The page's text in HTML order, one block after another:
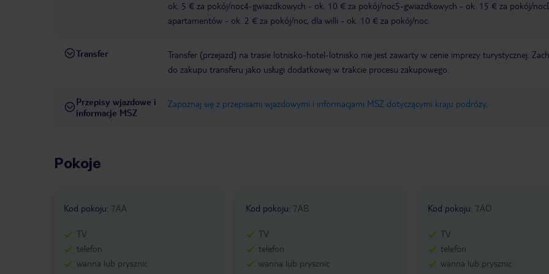
ok. 5 € za pokój/noc4-gwiazdkowych - ok. 10 € za pokój/noc5-gwiazdkowych - ok. 15 € za pokój/
apartamentów - ok. 2 € za pokój/noc, dla willi - ok. 10 € za pokój/noc.
Transfer
Transfer (przejazd) na trasie lotnisko-hotel-lotnisko nie jest zawarty w cenie imprezy turystycznej.
do zakupu transferu jako usługi dodatkowej w trakcie procesu zakupowego.
Przepisy wjazdowe i
informacje MSZ
Zapoznaj się z przepisami wjazdowymi i informacjami MSZ dotyczącymi kraju podróży.
Pokoje
Kod pokoju: 7AA
TV
telefon
wanna lub prysznic
Kod pokoju: 7AB
TV
telefon
wanna lub prysznic
Kod pokoju: 7AO
TV
telefon
wanna lub prysznic